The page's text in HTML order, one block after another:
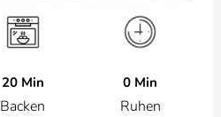
20 Min
Backen
0 Min
Ruhen